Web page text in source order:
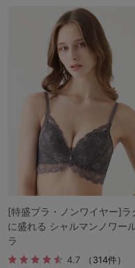
[特盛ブラ・ノンワイヤー]ラ
に盛れる シャルマンノワー
ラ
4.7 （314件）